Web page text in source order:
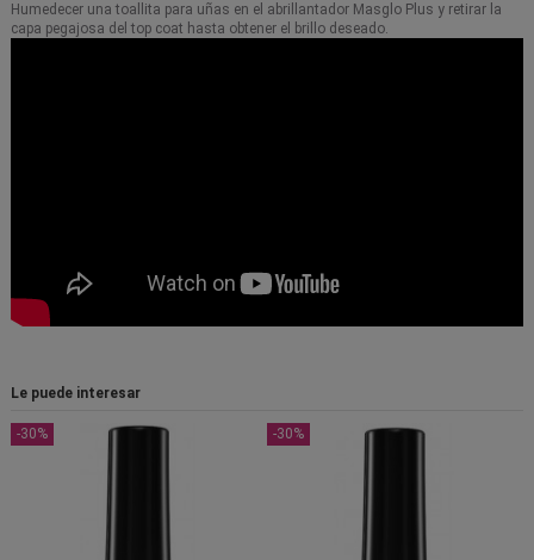
Humedecer una toallita para uñas en el abrillantador Masglo Plus y retirar la
capa pegajosa del top coat hasta obtener el brillo deseado.
Le puede interesar
-30% -30%